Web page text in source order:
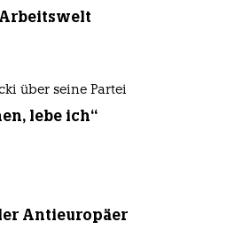
über seine Partei
lebe ich“
Antieuropäer